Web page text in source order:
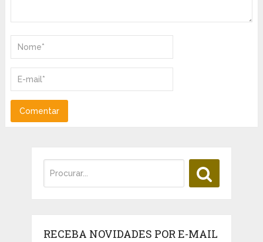
RECEBA NOVIDADES POR E-MAIL